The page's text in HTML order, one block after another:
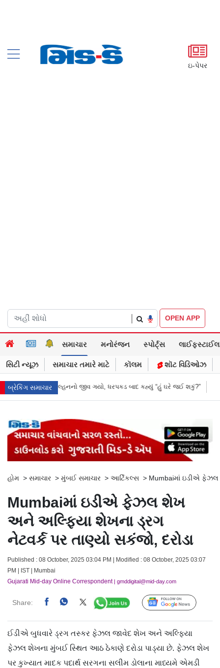
ઇ-પેપર
OPEN APP
સમાચાર મનોરંજન સ્પોર્ટ્સ લાઈફસ્ટાઈલ
સિટી ન્યૂઝ સમાચાર તમારે માટે કૉલમ શૉટ વિડિઓઝ
બ્રેકિંગ સમાચાર
બાદ કહ્યું “હું ઘરે જઈ શકું?” ‘હું બાબા બાગેશ્વર નથી...’: IIT દિલ્હીમાં
હોમ > સમાચાર > મુંબઈ સમાચાર > આર્ટિકલ્સ > Mumbaiમાં ઇડીએ ફેઝલ
Mumbaiમાં ઇડીએ ફેઝલ શેખ
અને અલ્ફિયા શેખના ડ્રગ
નેટવર્ક પર તાણ્યો સકંજો, દરોડા
Published : 08 October, 2025 03:04 PM | Modified : 08 October, 2025 03:07
PM | IST | Mumbai
Gujarati Mid-day Online Correspondent| gmddigital@mid-day.com
Share: Follow Us
ઈડીએ બુધવારે ડ્રગ તસ્કર ફેઝલ જાવેદ શેખ અને અલ્ફિયા
ફેઝલ શેખના મુંબઈ સ્થિત આઠ ઠેકાણે દરોડા પાડ્યા છે. ફેઝલ શેખ
પર કુખ્યાત માદક પદાર્થ સરગના સલીમ ડોલાના માધ્યમે એમડી